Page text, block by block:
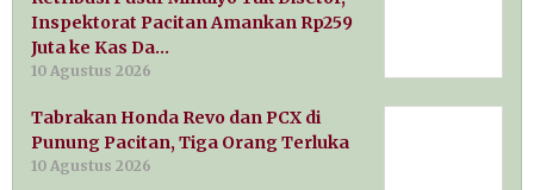
Inspektorat Pacitan Amankan Rp259
Juta ke Kas Da…
10 Agustus 2026
Tabrakan Honda Revo dan PCX di
Punung Pacitan, Tiga Orang Terluka
10 Agustus 2026